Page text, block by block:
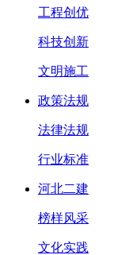
工程创优
科技创新
文明施工
政策法规
法律法规
行业标准
河北二建
榜样风采
文化实践